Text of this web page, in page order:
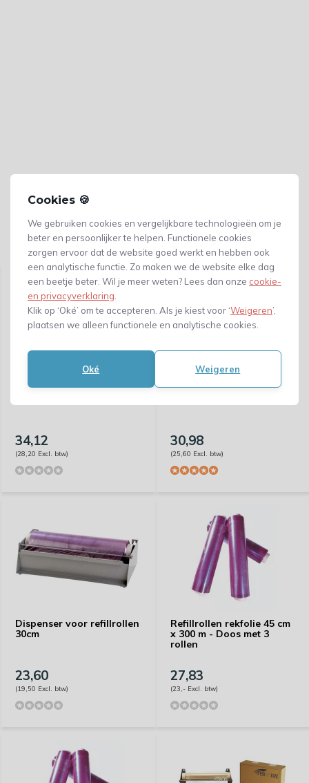
Cookies 🍪
We gebruiken cookies en vergelijkbare technologieën om je
beter en persoonlijker te helpen. Functionele cookies
zorgen ervoor dat de website goed werkt en hebben ook
een analytische functie. Zo maken we de website elke dag
een beetje beter. Wil je meer weten? Lees dan onze cookie-
en privacyverklaring
Klik op ‘Oké’ om te accepteren. Als je kiest voor ‘Weigeren’,
plaatsen we alleen functionele en analytische cookies.
Oké Weigeren
Gerelateerde producten
Speedwrap 300 dispenser
34,12
(28,20 Excl. btw)
Dispenser voor refillrollen
30,98
(25,60 Excl. btw)
Dispenser voor refillrollen
30cm
23,60
(19,50 Excl. btw)
Refillrollen rekfolie 45 cm
x 300 m - Doos met 3
rollen
27,83
(23,- Excl. btw)